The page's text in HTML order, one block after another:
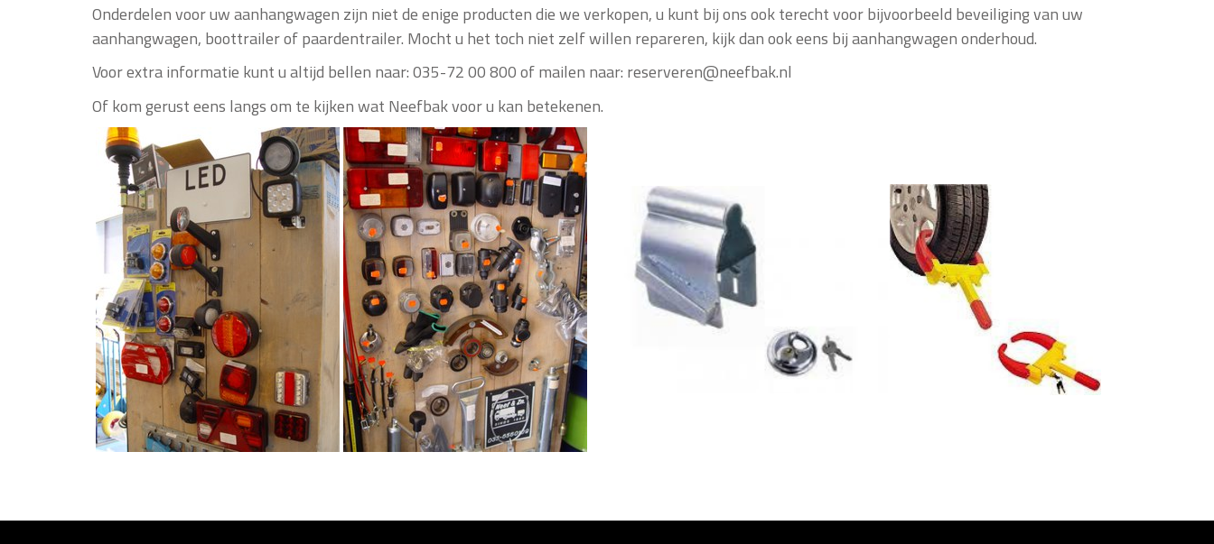
Onderdelen voor uw aanhangwagen zijn niet de enige producten die we verkopen, u kunt bij ons ook terecht voor bijvoorbeeld beveiliging van uw
aanhangwagen, boottrailer of paardentrailer. Mocht u het toch niet zelf willen repareren, kijk dan ook eens bij aanhangwagen onderhoud.
Voor extra informatie kunt u altijd bellen naar: 035-72 00 800 of mailen naar: reserveren@neefbak.nl
Of kom gerust eens langs om te kijken wat Neefbak voor u kan betekenen.